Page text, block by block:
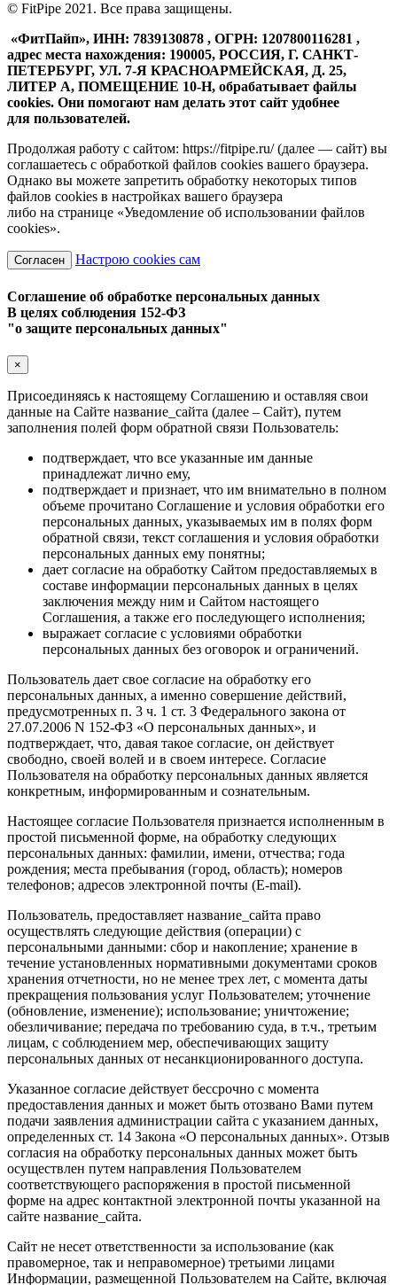
© FitPipe 2021. Все права защищены.
«ФитПайп», ИНН: 7839130878 , ОГРН: 1207800116281 ,
адрес места нахождения: 190005, РОССИЯ, Г. САНКТ-
ПЕТЕРБУРГ, УЛ. 7-Я КРАСНОАРМЕЙСКАЯ, Д. 25,
ЛИТЕР А, ПОМЕЩЕНИЕ 10-Н, обрабатывает файлы
cookies. Они помогают нам делать этот сайт удобнее
для пользователей.
Продолжая работу с сайтом: https://fitpipe.ru/ (далее — сайт) вы
соглашаетесь с обработкой файлов cookies вашего браузера.
Однако вы можете запретить обработку некоторых типов
файлов cookies в настройках вашего браузера
либо на странице «Уведомление об использовании файлов
cookies».
Согласен Настрою cookies сам
Соглашение об обработке персональных данных
В целях соблюдения 152-ФЗ
"о защите персональных данных"
×
Присоединяясь к настоящему Соглашению и оставляя свои
данные на Сайте название_сайта (далее – Сайт), путем
заполнения полей форм обратной связи Пользователь:
подтверждает, что все указанные им данные
принадлежат лично ему,
подтверждает и признает, что им внимательно в полном
объеме прочитано Соглашение и условия обработки его
персональных данных, указываемых им в полях форм
обратной связи, текст соглашения и условия обработки
персональных данных ему понятны;
дает согласие на обработку Сайтом предоставляемых в
составе информации персональных данных в целях
заключения между ним и Сайтом настоящего
Соглашения, а также его последующего исполнения;
выражает согласие с условиями обработки
персональных данных без оговорок и ограничений.
Пользователь дает свое согласие на обработку его
персональных данных, а именно совершение действий,
предусмотренных п. 3 ч. 1 ст. 3 Федерального закона от
27.07.2006 N 152-ФЗ «О персональных данных», и
подтверждает, что, давая такое согласие, он действует
свободно, своей волей и в своем интересе. Согласие
Пользователя на обработку персональных данных является
конкретным, информированным и сознательным.
Настоящее согласие Пользователя признается исполненным в
простой письменной форме, на обработку следующих
персональных данных: фамилии, имени, отчества; года
рождения; места пребывания (город, область); номеров
телефонов; адресов электронной почты (E-mail).
Пользователь, предоставляет название_сайта право
осуществлять следующие действия (операции) с
персональными данными: сбор и накопление; хранение в
течение установленных нормативными документами сроков
хранения отчетности, но не менее трех лет, с момента даты
прекращения пользования услуг Пользователем; уточнение
(обновление, изменение); использование; уничтожение;
обезличивание; передача по требованию суда, в т.ч., третьим
лицам, с соблюдением мер, обеспечивающих защиту
персональных данных от несанкционированного доступа.
Указанное согласие действует бессрочно с момента
предоставления данных и может быть отозвано Вами путем
подачи заявления администрации сайта с указанием данных,
определенных ст. 14 Закона «О персональных данных». Отзыв
согласия на обработку персональных данных может быть
осуществлен путем направления Пользователем
соответствующего распоряжения в простой письменной
форме на адрес контактной электронной почты указанной на
сайте название_сайта.
Сайт не несет ответственности за использование (как
правомерное, так и неправомерное) третьими лицами
Информации, размещенной Пользователем на Сайте, включая